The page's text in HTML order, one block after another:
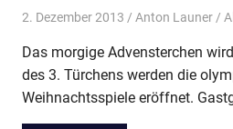
2. Dezember 2013 Anton Launer
Das morgige Advensterchen
des 3. Türchens werden die
Weihnachtsspiele eröffnet.